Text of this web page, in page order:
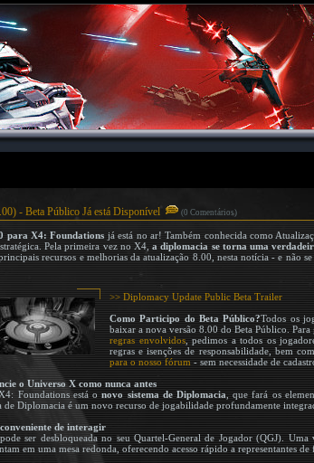
- Beta Público Já está Disponível (0 Comentários)
para X4: Foundations já está no ar! Também conhecida como
Pela primeira vez no X4,a diplomacia se torna uma
recursos e melhorias da atualização 8.00, nesta notícia - e não
>> Diplomacy Update Public Beta Trailer
Como Participo do Beta Público?Todos os
baixar a nova versão 8.00 do Beta Público.
regras envolvidos, pedimos a todos os
regras e isenções de responsabilidade, bem
para o nosso fórum- sem necessidade de
o Universo X como nunca antes
Foundations está onovo sistema de Diplomacia, que fará os
de Diplomacia é um novo recurso de jogabilidade profundamente
de interagir
ser desbloqueada no seu Quartel-General de Jogador (QGJ).
em uma mesa redonda, oferecendo acesso rápido a representantes de